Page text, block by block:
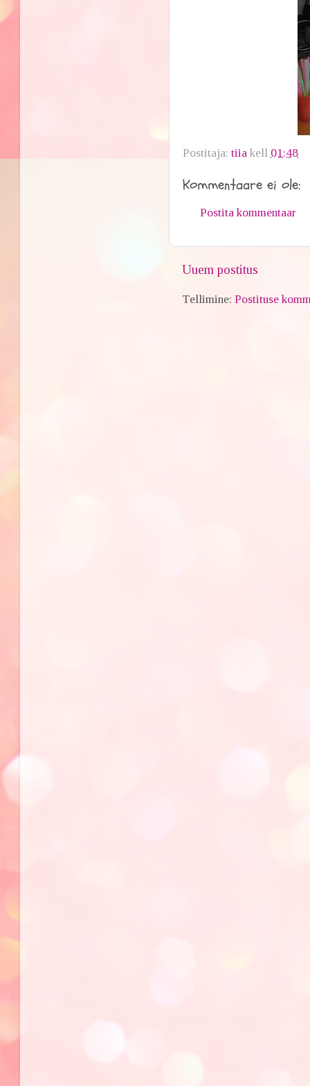
Postitaja:tiia kell 01:48
Kommentaare ei ole:
Postita kommentaar
Uuem postitus
Tellimine:Postituse